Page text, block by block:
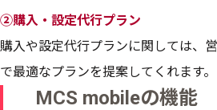
②購入・設定代行プラン
購入や設定代行プランに関しては、
で最適なプランを提案してくれます。
MCS mobileの機能